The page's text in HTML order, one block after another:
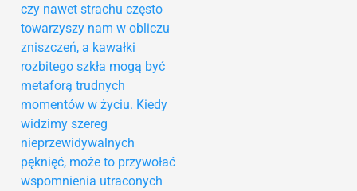
czy nawet strachu często
towarzyszy nam w obliczu
zniszczeń, a kawałki
rozbitego szkła mogą być
metaforą trudnych
momentów w życiu. Kiedy
widzimy szereg
nieprzewidywalnych
pęknięć, może to przywołać
wspomnienia utraconych